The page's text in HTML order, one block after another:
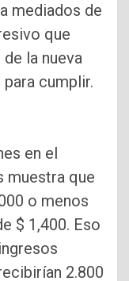
mediados de
que
la nueva
cumplir.
en el
muestra que
o menos
$ 1,400. Eso
2.800